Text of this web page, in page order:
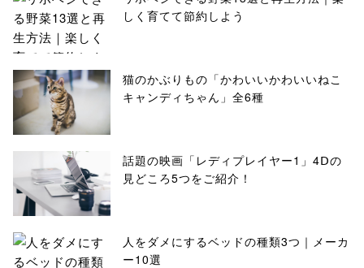
しく育てて節約しよう
猫のかぶりもの「かわいいかわいいねこ
キャンディちゃん」全6種
話題の映画「レディプレイヤー1」4Ⅾの
見どころ5つをご紹介！
人をダメにするベッドの種類3つ｜メーカ
ー10選